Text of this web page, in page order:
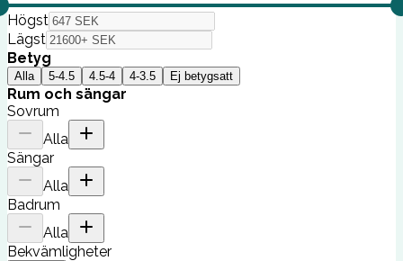
Högst
Lägst
Betyg
Alla 5-4.5 4.5-4 4-3.5 Ej betygsatt
Rum och sängar
Sovrum
Alla
Sängar
Alla
Badrum
Alla
Bekvämligheter